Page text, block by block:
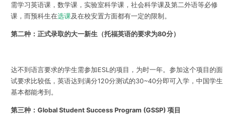
需学习英语课，数学课，实验室科学课，社会科学课及第二外语等必修
课，而预科生在选课及在校安置方面都有一定的限制。
第二种：正式录取的大一新生（托福英语的要求为80分）
达不到语言要求的学生需参加ESL的项目，为时一年。参加这个项目的面
试要求比较低，英语达到满分120分测试的30~40分即可入学，中国学生
基本都能考到。
第三种：Global Student Success Program (GSSP) 项目